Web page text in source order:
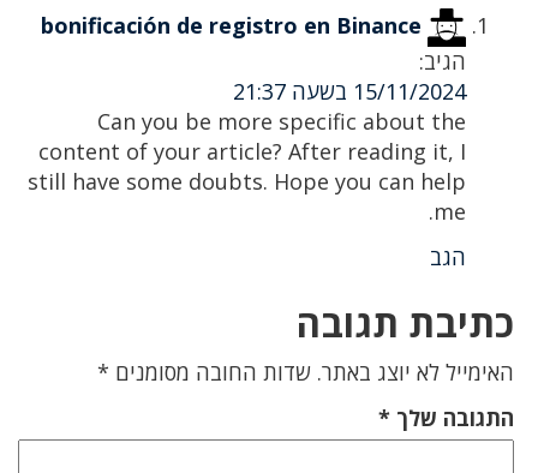
bonificación de registro en Binance
הגיב:
15/11/2024 בשעה 21:37
Can you be more specific about the
content of your article? After reading it, I
still have some doubts. Hope you can help
me.
הגב
כתיבת תגובה
האימייל לא יוצג באתר. שדות החובה מסומנים *
התגובה שלך *